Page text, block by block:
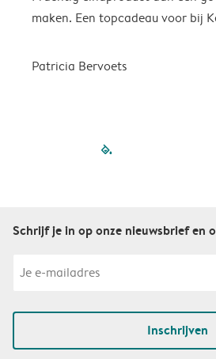
maken. Een topcadeau voor bij
Patricia Bervoets
filled-
Schrijf je in op onze nieuwsbrief en
Inschrijven